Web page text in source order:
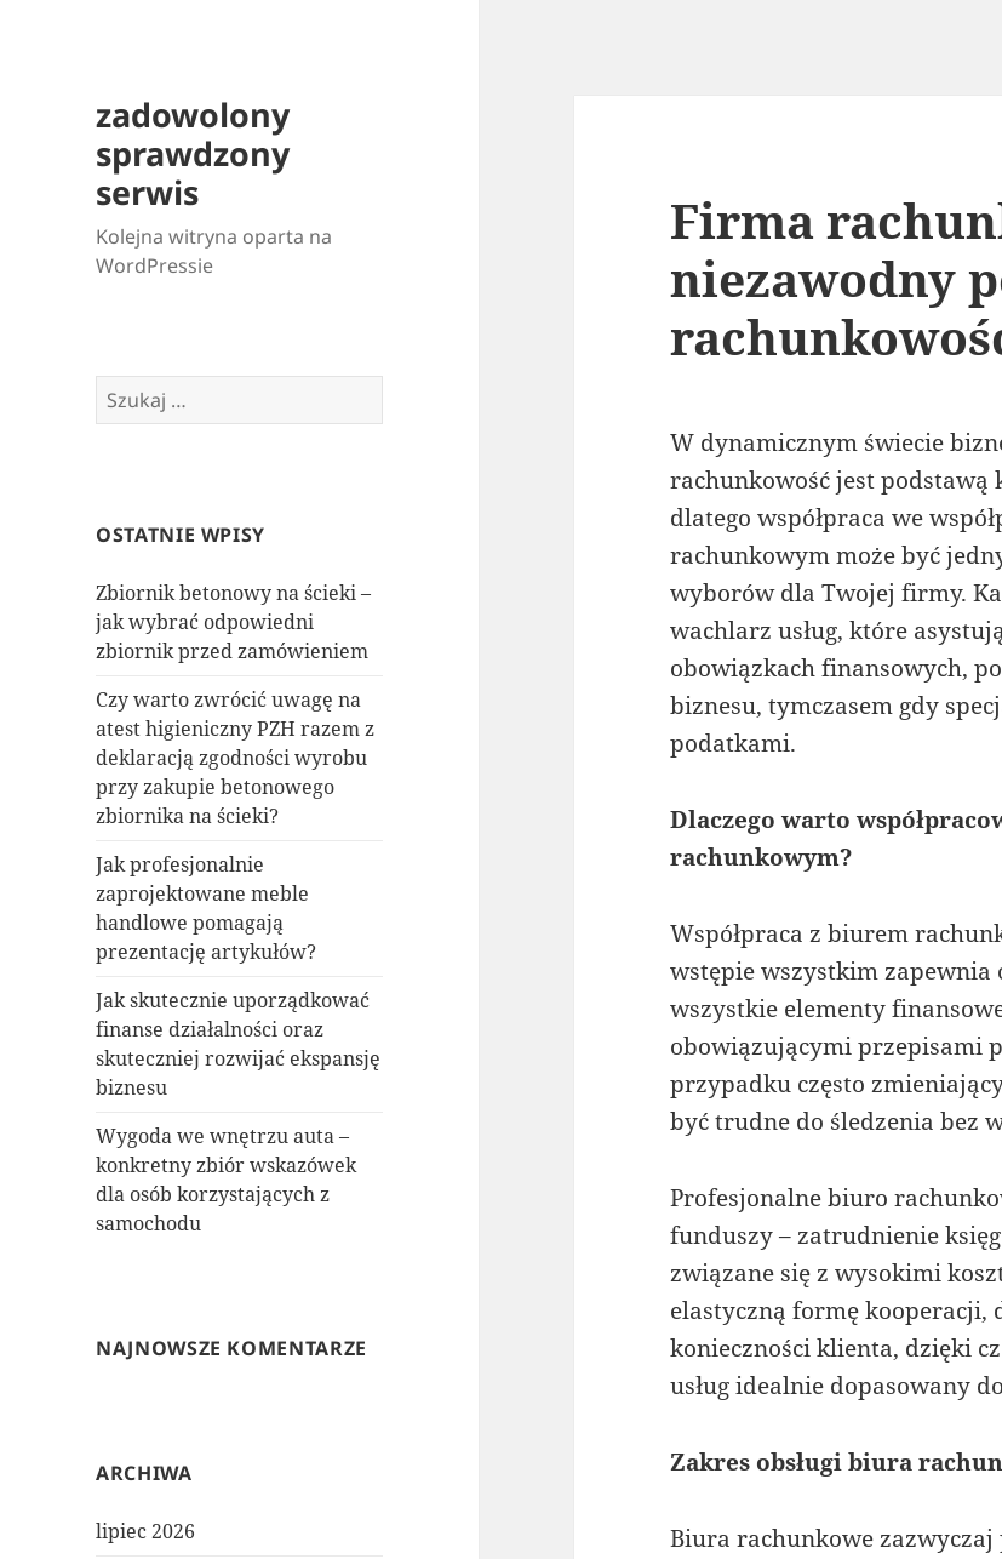
zadowolony
sprawdzony
serwis
Kolejna witryna oparta na
WordPressie
Szukaj:
OSTATNIE WPISY
Zbiornik betonowy na ścieki –
jak wybrać odpowiedni
zbiornik przed zamówieniem
Czy warto zwrócić uwagę na
atest higieniczny PZH razem z
deklaracją zgodności wyrobu
przy zakupie betonowego
zbiornika na ścieki?
Jak profesjonalnie
zaprojektowane meble
handlowe pomagają
prezentację artykułów?
Jak skutecznie uporządkować
finanse działalności oraz
skuteczniej rozwijać ekspansję
biznesu
Wygoda we wnętrzu auta –
konkretny zbiór wskazówek
dla osób korzystających z
samochodu
NAJNOWSZE KOMENTARZE
ARCHIWA
lipiec 2026
Firma
niezawodny
W dynamicznym świecie
rachunkowość jest podstawą
dlatego współpraca we
rachunkowym może być
wyborów dla Twojej firmy.
wachlarz usług, które
obowiązkach finansowych,
biznesu, tymczasem gdy
podatkami.
Dlaczego warto
rachunkowym?
Współpraca z biurem
wstępie wszystkim zapewnia
wszystkie elementy
obowiązującymi przepisami
przypadku często
być trudne do śledzenia bez
Profesjonalne biuro
funduszy – zatrudnienie
związane się z wysokimi
elastyczną formę
konieczności klienta, dzięki
usług idealnie dopasowany
Zakres obsługi biura
Biura rachunkowe